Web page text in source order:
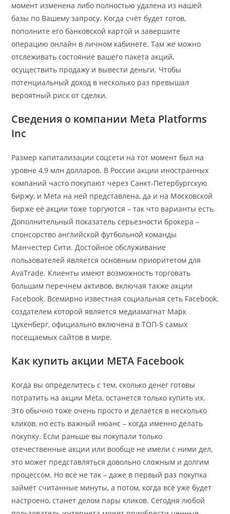
момент изменена либо полностью удалена из нашей
базы по Вашему запросу. Когда счёт будет готов,
пополните его банковской картой и завершите
операцию онлайн в личном кабинете. Там же можно
отслеживать состояние вашего пакета акций,
осуществить продажу и вывести деньги. Чтобы
потенциальный доход в несколько раз превышал
вероятный риск от сделки.
Сведения о компании Meta Platforms
Inc
Размер капитализации соцсети на тот момент был на
уровне 4,9 млн долларов. В России акции иностранных
компаний часто покупают через Санкт-Петербургскую
биржу, и Meta на ней представлена, да и на Московской
бирже её акции тоже торгуются – так что варианты есть.
Дополнительный показатель серьезности брокера –
спонсорство английской футбольной команды
Манчестер Сити. Достойное обслуживание
пользователей является основным приоритетом для
AvaTrade. Клиенты имеют возможность торговать
большим перечнем активов, включая также акции
Facebook. Всемирно известная социальная сеть Facebook,
создателем которой является медиамагнат Марк
Цукенберг, официально включена в ТОП-5 самых
посещаемых сайтов в мире.
Как купить акции META Facebook
Когда вы определитесь с тем, сколько денег готовы
потратить на акции Meta, останется только купить их.
Это обычно тоже очень просто и делается в несколько
кликов, но есть важный нюанс – когда именно делать
покупку. Если раньше вы покупали только
отечественные акции или вообще не имели с ними дел,
это может представляться довольно сложным и долгим
процессом. Но всё не так – даже в первый раз покупка
займёт считанные минуты, а потом, когда всё уже будет
настроено, станет делом пары кликов. Сегодня любой